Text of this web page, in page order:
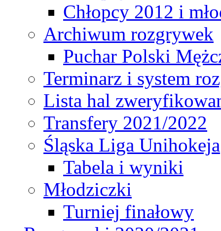
Chłopcy 2012 i
Archiwum rozgrywek
Puchar Polski
Terminarz i system
Lista hal
Transfery 2021/2022
Śląska Liga Unihokeja
Tabela i wyniki
Młodziczki
Turniej finałowy